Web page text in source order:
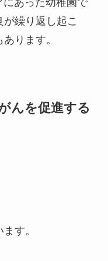
あった幼稚園で
繰り返し起こ
ります。
んを促進する
す。